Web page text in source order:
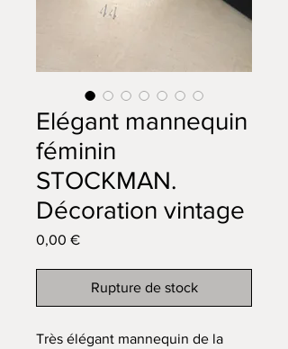
Elégant mannequin
féminin
STOCKMAN.
Décoration vintage
0,00 €Prix
Rupture de stock
Très élégant mannequin de la